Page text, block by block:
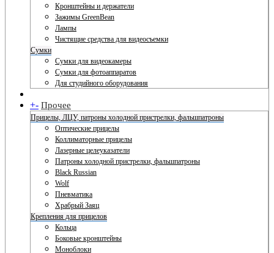
Кронштейны и держатели
Зажимы GreenBean
Лампы
Чистящие средства для видеосъемки
Сумки
Сумки для видеокамеры
Сумки для фотоаппаратов
Для студийного оборудования
+- Прочее
Прицелы, ЛЦУ, патроны холодной пристрелки, фальшпатроны
Оптические прицелы
Коллиматорные прицелы
Лазерные целеуказатели
Патроны холодной пристрелки, фальшпатроны
Black Russian
Wolf
Пневматика
Храбрый Заяц
Крепления для прицелов
Кольца
Боковые кронштейны
Моноблоки